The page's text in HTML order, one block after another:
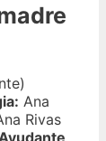
Ana
Rivas